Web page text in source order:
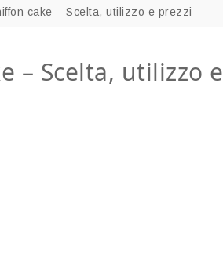
cake – Scelta, utilizzo e prezzi
– Scelta, utilizzo e